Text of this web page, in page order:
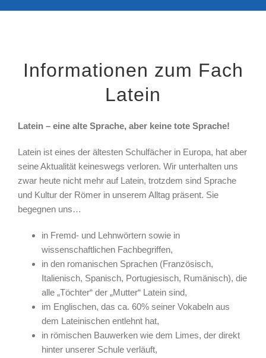
Informationen zum Fach
Latein
Latein – eine alte Sprache, aber keine tote Sprache!
Latein ist eines der ältesten Schulfächer in Europa, hat aber
seine Aktualität keineswegs verloren. Wir unterhalten uns
zwar heute nicht mehr auf Latein, trotzdem sind Sprache
und Kultur der Römer in unserem Alltag präsent. Sie
begegnen uns…
in Fremd- und Lehnwörtern sowie in
wissenschaftlichen Fachbegriffen,
in den romanischen Sprachen (Französisch,
Italienisch, Spanisch, Portugiesisch, Rumänisch), die
alle „Töchter“ der „Mutter“ Latein sind,
im Englischen, das ca. 60% seiner Vokabeln aus
dem Lateinischen entlehnt hat,
in römischen Bauwerken wie dem Limes, der direkt
hinter unserer Schule verläuft,